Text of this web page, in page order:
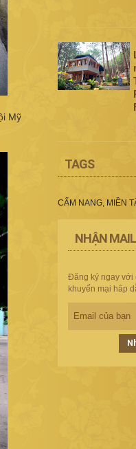
Mỹ
TAGS
CẨM NANG, MIỀN
NHẬN
Đăng ký ngay với
khuyến mại hâp